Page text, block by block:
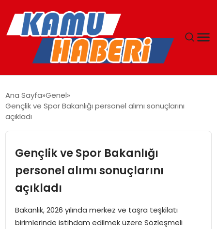
YAŞAM
MAGAZIN
EKONOMI
SPOR
Ana Sayfa Genel
Gençlik ve Spor Bakanlığı personel alımı sonuçlarını
açıkladı
Gençlik ve Spor Bakanlığı
personel alımı sonuçlarını
açıkladı
Bakanlık, 2026 yılında merkez ve taşra teşkilatı
birimlerinde istihdam edilmek üzere Sözleşmeli